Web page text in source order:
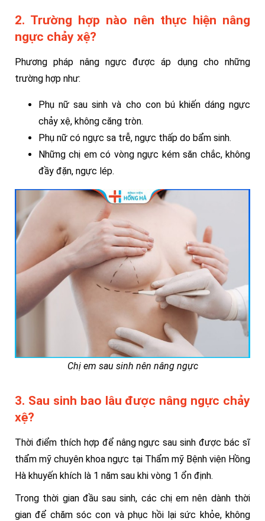
2. Trường hợp nào nên thực hiện nâng
ngực chảy xệ?
Phương pháp nâng ngực được áp dụng cho những
trường hợp như:
Phụ nữ sau sinh và cho con bú khiến dáng ngực
chảy xệ, không căng tròn.
Phụ nữ có ngực sa trễ, ngực thấp do bẩm sinh.
Những chị em có vòng ngực kém săn chắc, không
đầy đặn, ngực lép.
Chị em sau sinh nên nâng ngực
3. Sau sinh bao lâu được nâng ngực chảy
xệ?
Thời điểm thích hợp để nâng ngực sau sinh được bác sĩ
thẩm mỹ chuyên khoa ngực tại Thẩm mỹ Bệnh viện Hồng
Hà khuyến khích là 1 năm sau khi vòng 1 ổn định.
Trong thời gian đầu sau sinh, các chị em nên dành thời
gian để chăm sóc con và phục hồi lại sức khỏe, không